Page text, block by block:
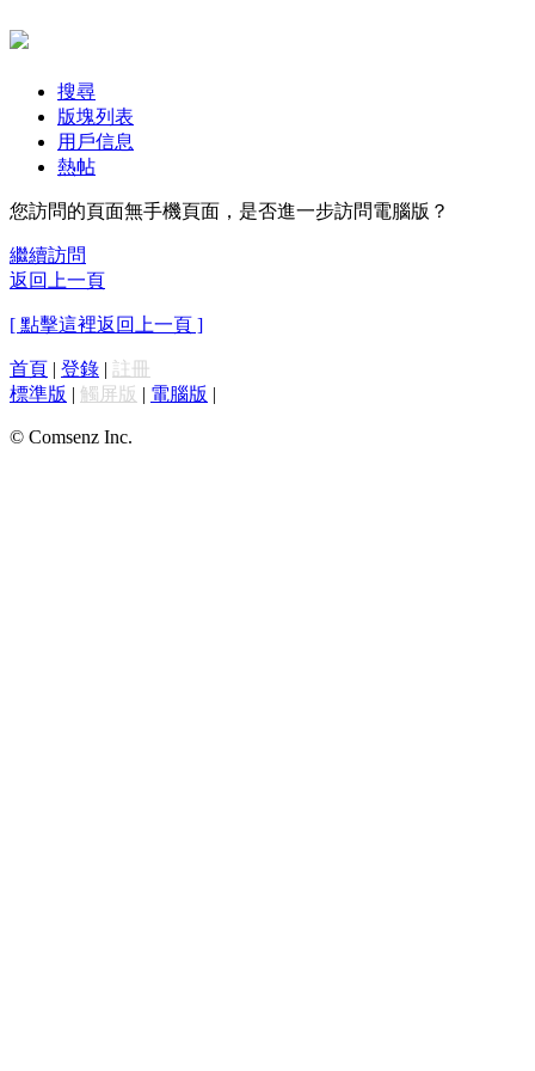
搜尋
版塊列表
用戶信息
熱帖
您訪問的頁面無手機頁面，是否進一步訪問電腦版？
繼續訪問
返回上一頁
[ 點擊這裡返回上一頁 ]
首頁 | 登錄 | 註冊
標準版 | 觸屏版 | 電腦版 |
© Comsenz Inc.